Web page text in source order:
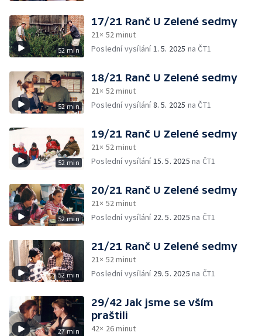
52 min
17/21 Ranč U Zelené sedmy
21× 52 minut
Poslední vysílání1. 5. 2025 na ČT1
52 min
18/21 Ranč U Zelené sedmy
21× 52 minut
Poslední vysílání8. 5. 2025 na ČT1
52 min
19/21 Ranč U Zelené sedmy
21× 52 minut
Poslední vysílání15. 5. 2025 na ČT1
52 min
20/21 Ranč U Zelené sedmy
21× 52 minut
Poslední vysílání 22. 5. 2025 na ČT1
52 min
21/21 Ranč U Zelené sedmy
21× 52 minut
Poslední vysílání 29. 5. 2025 na ČT1
27 min
29/42 Jak jsme se vším
praštili
42× 26 minut